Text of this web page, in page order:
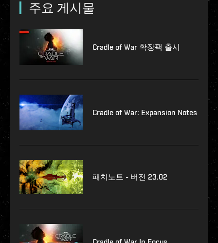
주요 게시물
Cradle of War 확장팩 출시
Cradle of War: Expansion Notes
패치노트 - 버전 23.02